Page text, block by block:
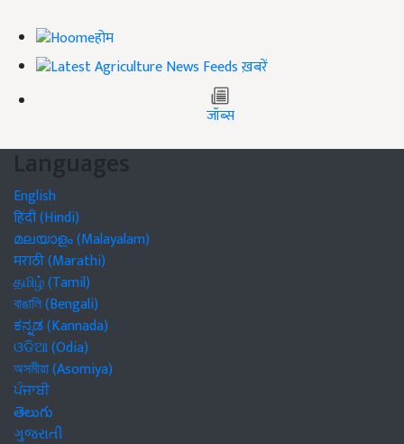
होम
ख़बरें
जॉब्स
Languages
English
हिंदी (Hindi)
മലയാളം (Malayalam)
मराठी (Marathi)
தமிழ் (Tamil)
বাঙালি (Bengali)
ಕನ್ನಡ (Kannada)
ଓଡିଆ (Odia)
অসমীয়া (Asomiya)
ਪੰਜਾਬੀ
తెలుగు
ગુજરાતી